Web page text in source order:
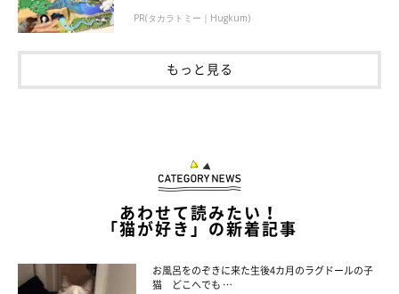
@umechan211224
日常で愛らしい姿をたくさん見せてくれるという梅ちゃん。飼い
主さんに梅ちゃんの性格について聞くと、「テーブルの上に乗り
PR(タカラトミー｜Hugkum)
もっと見る
あわせて読みたい！
「猫が好き」の新着記事
お風呂をのぞきに来た生後4カ月のラグドールの子
猫 どこへでも …